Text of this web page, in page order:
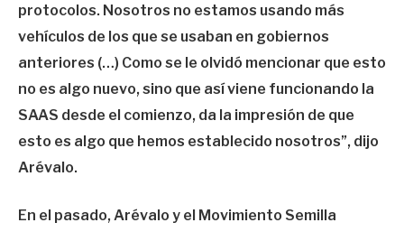
protocolos. Nosotros no estamos usando más
vehículos de los que se usaban en gobiernos
anteriores (…) Como se le olvidó mencionar que esto
no es algo nuevo, sino que así viene funcionando la
SAAS desde el comienzo, da la impresión de que
esto es algo que hemos establecido nosotros”, dijo
Arévalo.
En el pasado, Arévalo y el Movimiento Semilla